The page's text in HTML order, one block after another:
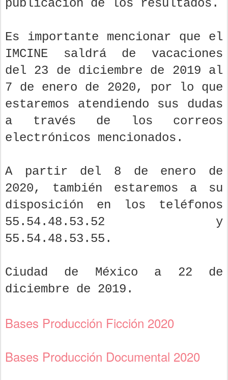
publicación de los resultados.
Es importante mencionar que el
IMCINE saldrá de vacaciones
del 23 de diciembre de 2019 al
7 de enero de 2020, por lo que
estaremos atendiendo sus dudas
a través de los correos
electrónicos mencionados.
A partir del 8 de enero de
2020, también estaremos a su
disposición en los teléfonos
55.54.48.53.52 y
55.54.48.53.55.
Ciudad de México a 22 de
diciembre de 2019.
Bases Producción Ficción 2020
Bases Producción Documental 2020